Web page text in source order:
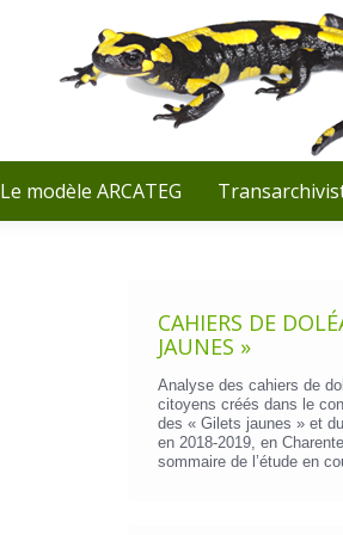
:
Le modèle ARCATEG
CAHIERS DE
JAUNES »
Analyse des cahiers de
citoyens créés dans le
des « Gilets jaunes » et
en 2018-2019, en
sommaire de l’étude en